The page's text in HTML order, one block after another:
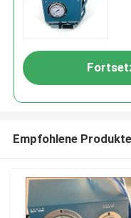
Empfohlene Produkte